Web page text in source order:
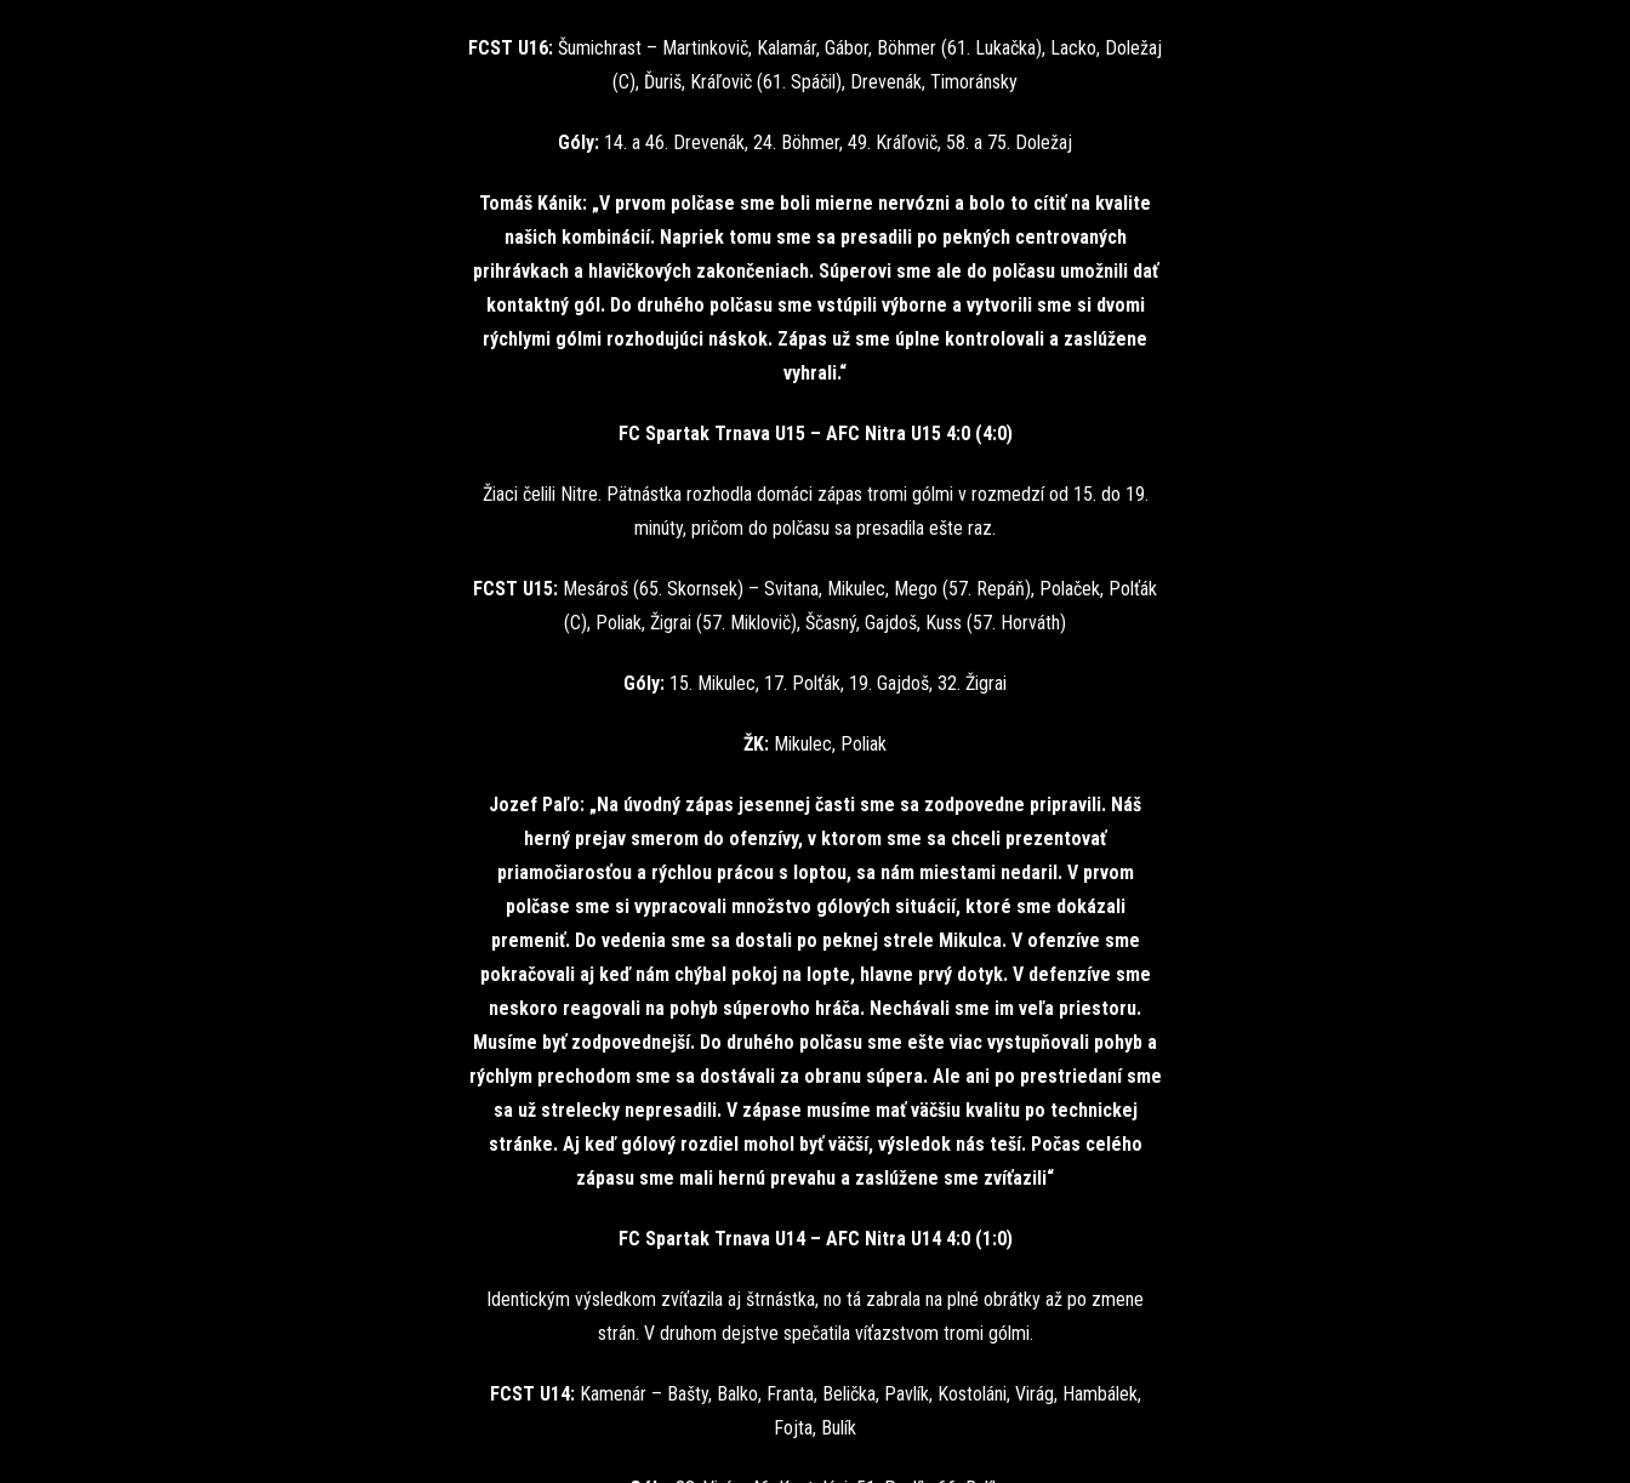
FCST U16: Šumichrast – Martinkovič, Kalamár, Gábor, Böhmer (61. Lukačka), Lacko, Doležaj
(C), Ďuriš, Kráľovič (61. Spáčil), Drevenák, Timoránsky
Góly: 14. a 46. Drevenák, 24. Böhmer, 49. Kráľovič, 58. a 75. Doležaj
Tomáš Kánik: „V prvom polčase sme boli mierne nervózni a bolo to cítiť na kvalite
našich kombinácií. Napriek tomu sme sa presadili po pekných centrovaných
prihrávkach a hlavičkových zakončeniach. Súperovi sme ale do polčasu umožnili dať
kontaktný gól. Do druhého polčasu sme vstúpili výborne a vytvorili sme si dvomi
rýchlymi gólmi rozhodujúci náskok. Zápas už sme úplne kontrolovali a zaslúžene
vyhrali.“
FC Spartak Trnava U15 – AFC Nitra U15 4:0 (4:0)
Žiaci čelili Nitre. Pätnástka rozhodla domáci zápas tromi gólmi v rozmedzí od 15. do 19.
minúty, pričom do polčasu sa presadila ešte raz.
FCST U15: Mesároš (65. Skornsek) – Svitana, Mikulec, Mego (57. Repáň), Polaček, Polťák
(C), Poliak, Žigrai (57. Miklovič), Ščasný, Gajdoš, Kuss (57. Horváth)
Góly: 15. Mikulec, 17. Polťák, 19. Gajdoš, 32. Žigrai
ŽK: Mikulec, Poliak
Jozef Paľo: „Na úvodný zápas jesennej časti sme sa zodpovedne pripravili. Náš
herný prejav smerom do ofenzívy, v ktorom sme sa chceli prezentovať
priamočiarosťou a rýchlou prácou s loptou, sa nám miestami nedaril. V prvom
polčase sme si vypracovali množstvo gólových situácií, ktoré sme dokázali
premeniť. Do vedenia sme sa dostali po peknej strele Mikulca. V ofenzíve sme
pokračovali aj keď nám chýbal pokoj na lopte, hlavne prvý dotyk. V defenzíve sme
neskoro reagovali na pohyb súperovho hráča. Nechávali sme im veľa priestoru.
Musíme byť zodpovednejší. Do druhého polčasu sme ešte viac vystupňovali pohyb a
rýchlym prechodom sme sa dostávali za obranu súpera. Ale ani po prestriedaní sme
sa už strelecky nepresadili. V zápase musíme mať väčšiu kvalitu po technickej
stránke. Aj keď gólový rozdiel mohol byť väčší, výsledok nás teší. Počas celého
zápasu sme mali hernú prevahu a zaslúžene sme zvíťazili“
FC Spartak Trnava U14 – AFC Nitra U14 4:0 (1:0)
Identickým výsledkom zvíťazila aj štrnástka, no tá zabrala na plné obrátky až po zmene
strán. V druhom dejstve spečatila víťazstvom tromi gólmi.
FCST U14: Kamenár – Bašty, Balko, Franta, Belička, Pavlík, Kostoláni, Virág, Hambálek,
Fojta, Bulík